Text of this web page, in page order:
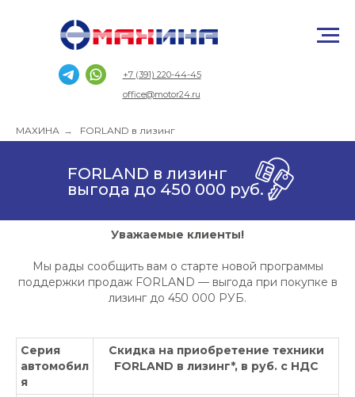
+7 (391) 220-44-45
office@motor24.ru
МАХИНА → FORLAND в лизинг
FORLAND в лизинг
выгода до 450 000 руб.
Уважаемые клиенты!
Мы рады сообщить вам о старте новой программы
поддержки продаж FORLAND — выгода при покупке в
лизинг до 450 000 РУБ.
Серия
автомобил
я
Скидка на приобретение техники
FORLAND в лизинг*, в руб. с НДС